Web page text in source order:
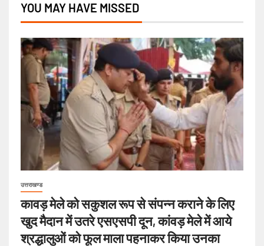
YOU MAY HAVE MISSED
उत्तराखण्ड
कावड़ मेले को सकुशल रूप से संपन्न कराने के लिए
खुद मैदान में उतरे एसएसपी दून, कांवड़ मेले में आये
श्रद्धालुओं को फूल माला पहनाकर किया उनका